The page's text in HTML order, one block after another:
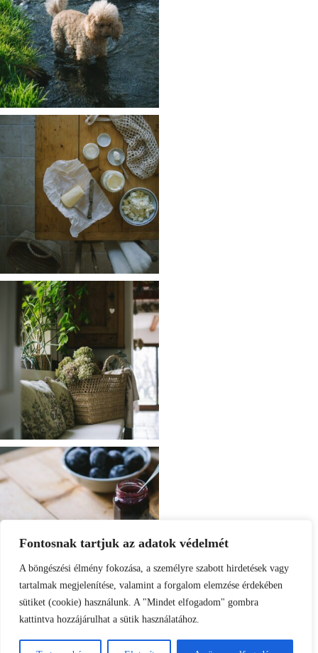
Fontosnak tartjuk az adatok védelmét
A böngészési élmény fokozása, a személyre szabott hirdetések vagy
tartalmak megjelenítése, valamint a forgalom elemzése érdekében
sütiket (cookie) használunk. A "Mindet elfogadom" gombra
kattintva hozzájárulhat a sütik használatához.